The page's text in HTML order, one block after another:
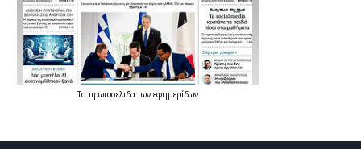
Τα πρωτοσέλιδατων εφημερίδων